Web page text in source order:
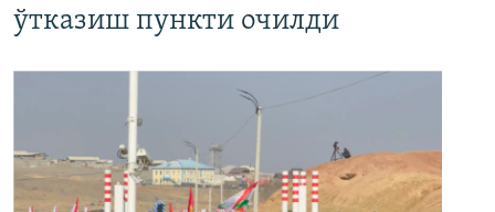
ўтказиш пункти очилди